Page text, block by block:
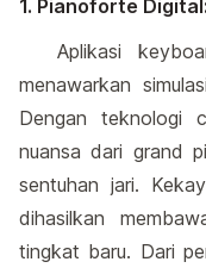
1. Pianoforte
Aplikasi
menawarkan
Dengan teknologi
nuansa dari grand
sentuhan jari.
dihasilkan
tingkat baru. Dari